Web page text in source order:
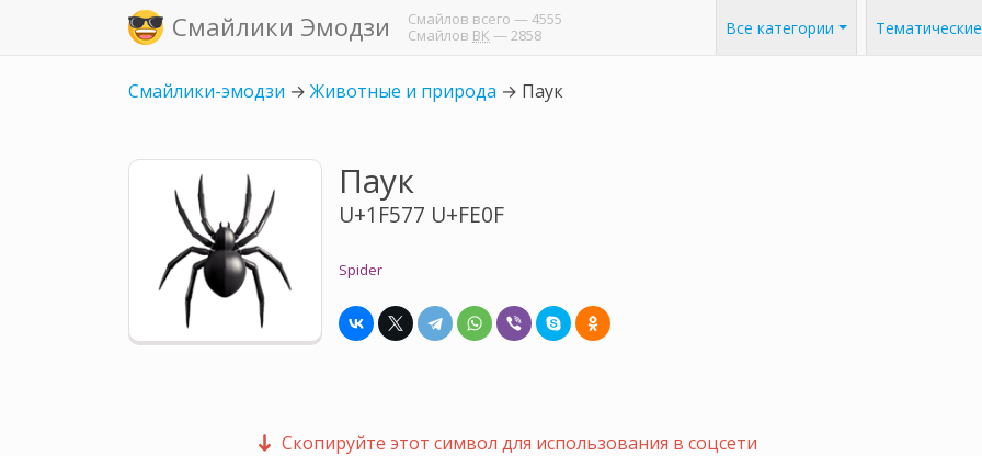
Смайлики Эмодзи Смайлов всего — 4555
Смайлов ВК — 2858 Все категории
Смайлики-эмодзи → Животные и природа → Паук
Паук
U+1F577 U+FE0F
Spider
Скопируйте этот символ для использования в соцсети